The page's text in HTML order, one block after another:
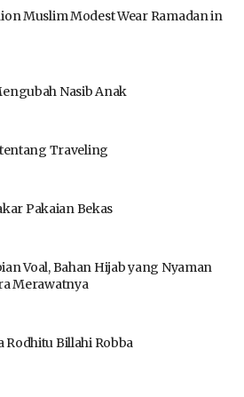
Muslim Modest Wear Ramadan in
Nasib Anak
Traveling
Pakaian Bekas
Voal, Bahan Hijab yang Nyaman
Merawatnya
Rodhitu Billahi Robba